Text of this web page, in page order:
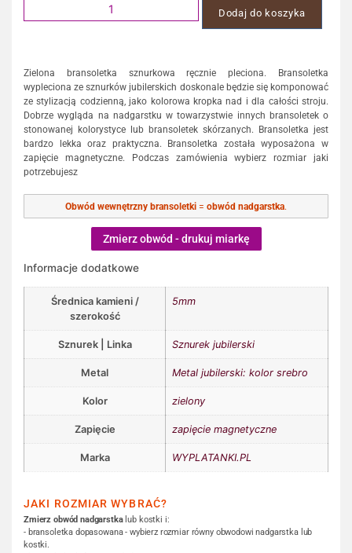
Dodaj do koszyka
Zielona bransoletka sznurkowa ręcznie pleciona. Bransoletka
wypleciona ze sznurków jubilerskich doskonale będzie się komponować
ze stylizacją codzienną, jako kolorowa kropka nad i dla całości stroju.
Dobrze wygląda na nadgarstku w towarzystwie innych bransoletek o
stonowanej kolorystyce lub bransoletek skórzanych. Bransoletka jest
bardzo lekka oraz praktyczna. Bransoletka została wyposażona w
zapięcie magnetyczne. Podczas zamówienia wybierz rozmiar jaki
potrzebujesz
Obwód wewnętrzny bransoletki = obwód nadgarstka.
Zmierz obwód - drukuj miarkę
Informacje dodatkowe
Średnica kamieni /
szerokość
5mm
Sznurek | Linka Sznurek jubilerski
Metal Metal jubilerski: kolor srebro
Kolor zielony
Zapięcie zapięcie magnetyczne
Marka WYPLATANKI.PL
JAKI ROZMIAR WYBRAĆ?
Zmierz obwód nadgarstkalub kostki i:
- bransoletka dopasowana - wybierz rozmiar równy obwodowi nadgarstka lub
kostki.